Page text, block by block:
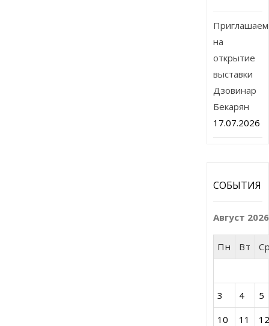
Приглашаем
на
открытие
выставки
Дзовинар
Бекарян
17.07.2026
СОБЫТИЯ
Август 2026
Пн Вт
3 4
5
10
11